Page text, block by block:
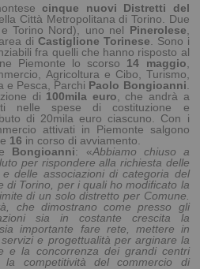
cinque nuovi Distretti del
Città Metropolitana di Torino. Due
Torino Nord), uno nel Pinerolese
di Castiglione Torinese . Sono i
fra quelli che hanno risposto al
Piemonte lo scorso 14 maggio
Agricoltura e Cibo, Turismo,
e Pesca, Parchi Paolo Bongioanni
di 100mila euro , che andrà a
nelle spese dicostituzione e
di 20mila euro ciascuno. Con i
attivati in Piemonte salgono
16 in corso di avviamento.
Bongioanni: «Abbiamo chiuso a
per rispondere alla richiesta delle
delle associazioni di categoria del
di Torino, per i quali ho modificato la
di un solo distretto per Comune.
che dimostrano come presso gli
sia in costante crescita la
importante fare rete, mettere in
e progettualità per arginare la
e la concorrenza dei grandi centri
la competitività del commercio di